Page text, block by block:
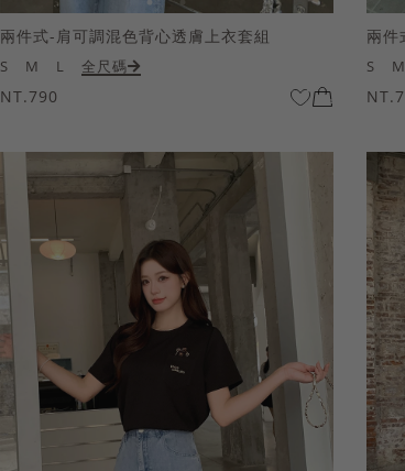
兩件式-肩可調混色背心透膚上衣套組
S M L 全尺碼
NT.790
兩件
S M